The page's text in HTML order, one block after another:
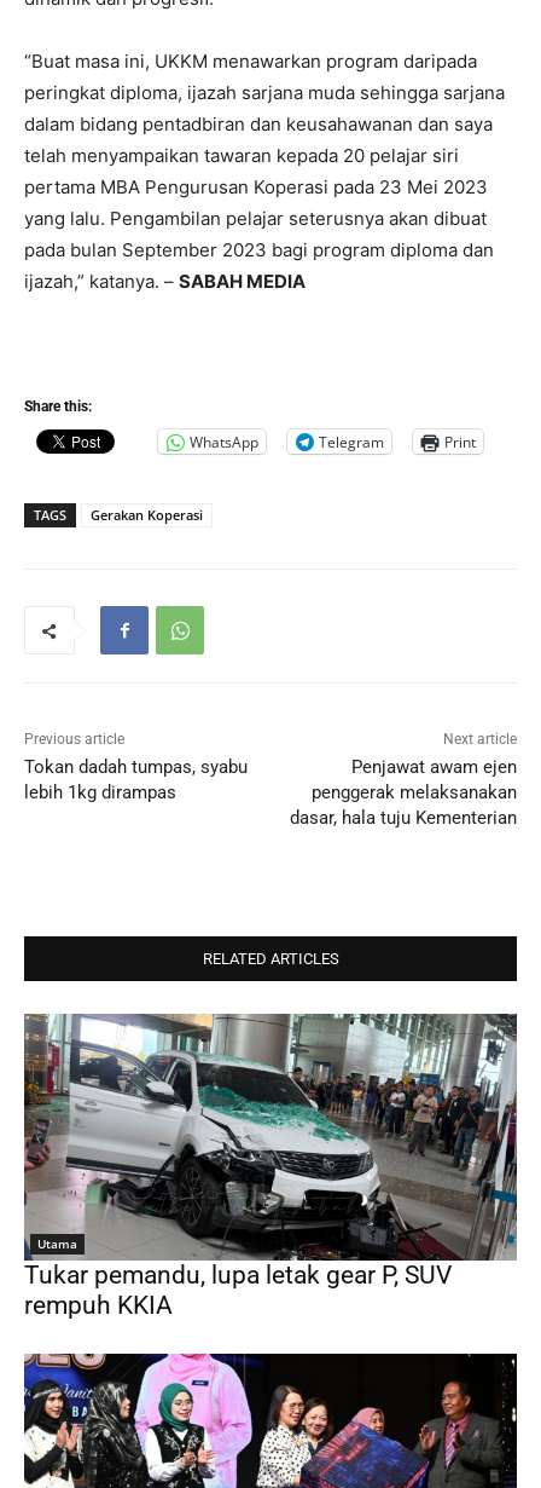
“Buat masa ini, UKKM menawarkan program daripada
peringkat diploma, ijazah sarjana muda sehingga sarjana
dalam bidang pentadbiran dan keusahawanan dan saya
telah menyampaikan tawaran kepada 20 pelajar siri
pertama MBA Pengurusan Koperasi pada 23 Mei 2023
yang lalu. Pengambilan pelajar seterusnya akan dibuat
pada bulan September 2023 bagi program diploma dan
ijazah,” katanya. – SABAH MEDIA
Share this:
WhatsApp Telegram Print
TAGS Gerakan Koperasi
Previous article
Tokan dadah tumpas, syabu
lebih 1kg dirampas
Next article
Penjawat awam ejen
penggerak melaksanakan
dasar, hala tuju Kementerian
RELATED ARTICLES
Utama
Tukar pemandu, lupa letak gear P, SUV
rempuh KKIA